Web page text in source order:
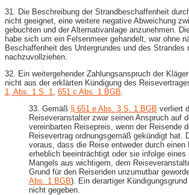
31. Die Beschreibung der Strandbeschaffenheit
nicht geeignet, eine weitere negative Abweichung
gebuchten und der Alternativanlage anzunehmen.
habe sich um ein Felsenmeer gehandelt, war ohne
Beschaffenheit des Untergrundes und des Strandes
nachzuvollziehen.
32. Ein weitergehender Zahlungsanspruch der
nicht aus der erklärten Kündigung des
1, Abs. 1 S. 1
651 c Abs. 1 BGB
33. Gemäß § 651 e Abs. 3 S. 1 BGB verliert
Reiseveranstalter zwar seinen Anspruch auf
vereinbarten Reisepreis, wenn der Reisende
Reisevertrag ordnungsgemäß gekündigt hat.
voraus, dass die Reise entweder durch einen
erheblich beeinträchtigt oder sie infolge eines
Mangels aus wichtigem, dem
Grund für den Reisenden unzumutbar
Abs. 1 BGB). Ein derartiger
nicht gegeben.